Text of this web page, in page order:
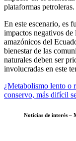
plataformas petroleras.
En este escenario, es
impactos negativos
amazónicos del
bienestar de las
naturales deben ser
involucradas en este
¿Metabolismo lento o
conservo, más difícil
Noticias de interés –